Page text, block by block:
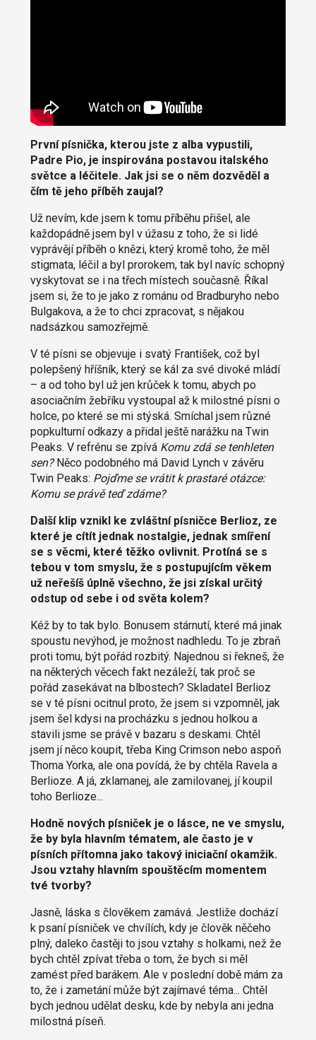
První písnička, kterou jste z alba vypustili,
Padre Pio, je inspirována postavou italského
světce a léčitele. Jak jsi se o něm dozvěděl a
čím tě jeho příběh zaujal?
Už nevím, kde jsem k tomu příběhu přišel, ale
každopádně jsem byl v úžasu z toho, že si lidé
vyprávějí příběh o knězi, který kromě toho, že měl
stigmata, léčil a byl prorokem, tak byl navíc schopný
vyskytovat se i na třech místech současně. Říkal
jsem si, že to je jako z románu od Bradburyho nebo
Bulgakova, a že to chci zpracovat, s nějakou
nadsázkou samozřejmě.
V té písni se objevuje i svatý František, což byl
polepšený hříšník, který se kál za své divoké mládí
– a od toho byl už jen krůček k tomu, abych po
asociačním žebříku vystoupal až k milostné písni o
holce, po které se mi stýská. Smíchal jsem různé
popkulturní odkazy a přidal ještě narážku na Twin
Peaks. V refrénu se zpívá Komu zdá se tenhleten
sen?Něco podobného má David Lynch v závěru
Twin Peaks: Pojďme se vrátit k prastaré otázce:
Komu se právě teď zdáme?
Další klip vznikl ke zvláštní písničce Berlioz, ze
které je cítít jednak nostalgie, jednak smíření
se s věcmi, které těžko ovlivnit. Protíná se s
tebou v tom smyslu, že s postupujícím věkem
už neřešíš úplně všechno, že jsi získal určitý
odstup od sebe i od světa kolem?
Kéž by to tak bylo. Bonusem stárnutí, které má jinak
spoustu nevýhod, je možnost nadhledu. To je zbraň
proti tomu, být pořád rozbitý. Najednou si řekneš, že
na některých věcech fakt nezáleží, tak proč se
pořád zasekávat na blbostech? Skladatel Berlioz
se v té písni ocitnul proto, že jsem si vzpomněl, jak
jsem šel kdysi na procházku s jednou holkou a
stavili jsme se právě v bazaru s deskami. Chtěl
jsem jí něco koupit, třeba King Crimson nebo aspoň
Thoma Yorka, ale ona povídá, že by chtěla Ravela a
Berlioze. A já, zklamanej, ale zamilovanej, jí koupil
toho Berlioze...
Hodně nových písniček je o lásce, ne ve smyslu,
že by byla hlavním tématem, ale často je v
písních přítomna jako takový iniciační okamžik.
Jsou vztahy hlavním spouštěcím momentem
tvé tvorby?
Jasně, láska s člověkem zamává. Jestliže dochází
k psaní písniček ve chvílích, kdy je člověk něčeho
plný, daleko častěji to jsou vztahy s holkami, než že
bych chtěl zpívat třeba o tom, že bych si měl
zamést před barákem. Ale v poslední době mám za
to, že i zametání může být zajímavé téma... Chtěl
bych jednou udělat desku, kde by nebyla ani jedna
milostná píseň.